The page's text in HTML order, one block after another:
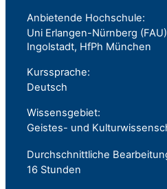
Anbietende Hochschule:
Uni Erlangen-Nürnberg
Ingolstadt, HfPh München
Kurssprache:
Deutsch
Wissensgebiet:
Geistes- und
Durchschnittliche
16 Stunden